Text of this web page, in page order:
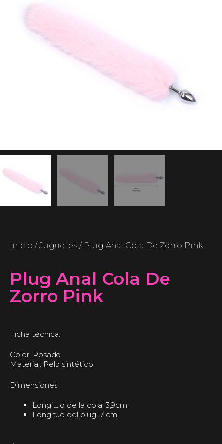
Inicio / Juguetes / Plug Anal Cola De Zorro Pink
Plug Anal Cola De
Zorro Pink
Ficha técnica:
Color: Rosado
Material: Pelo sintético
Dimensiones:
Longitud de la cola: 3,9cm.
Longitud del plug: 7 cm